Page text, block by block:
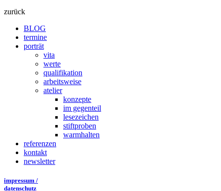
zurück
BLOG
termine
porträt
vita
werte
qualifikation
arbeitsweise
atelier
konzepte
im gegenteil
lesezeichen
stiftproben
warmhalten
referenzen
kontakt
newsletter
impressum /
datenschutz